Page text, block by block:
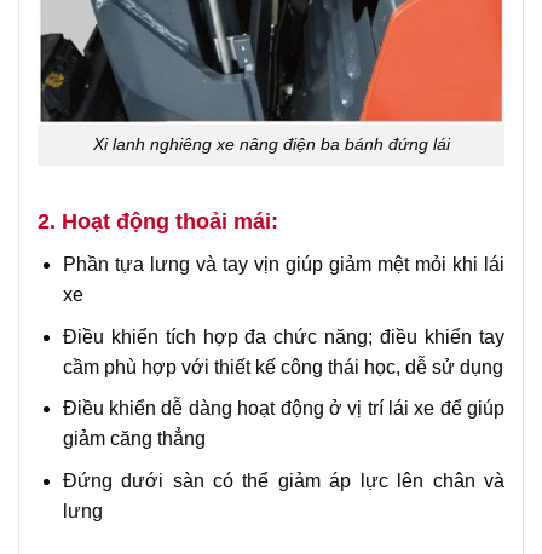
Xi lanh nghiêng xe nâng điện ba bánh đứng lái
2. Hoạt động thoải mái:
Phần tựa lưng và tay vịn giúp giảm mệt mỏi khi lái
xe
Điều khiển tích hợp đa chức năng; điều khiển tay
cầm phù hợp với thiết kế công thái học, dễ sử dụng
Điều khiển dễ dàng hoạt động ở vị trí lái xe để giúp
giảm căng thẳng
Đứng dưới sàn có thể giảm áp lực lên chân và
lưng